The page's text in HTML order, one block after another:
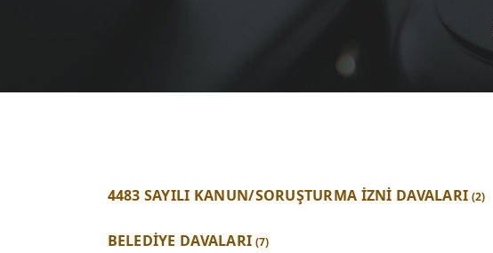
4483 SAYILI KANUN/SORUŞTURMA İZNİ DAVALARI (2)
BELEDİYE DAVALARI (7)